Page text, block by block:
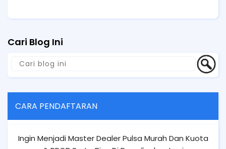
Cari Blog Ini
CARA PENDAFTARAN
Ingin Menjadi Master Dealer Pulsa Murah Dan Kuota